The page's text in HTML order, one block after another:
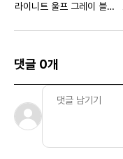
라이니트 울프 그레이 블루
댓글 0개